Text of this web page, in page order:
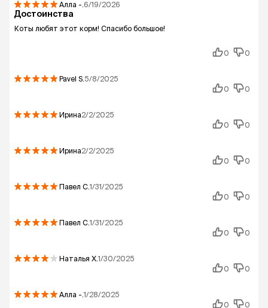
Алла -. 6/19/2026
Достоинства
Коты любят этот корм! Спасибо большое!
0 0
Pavel S. 5/8/2025
0
0
Ирина2/2/2025
0
0
Ирина2/2/2025
0
0
Павел С.1/31/2025
0
0
Павел С.1/31/2025
0
0
Наталья Х.1/30/2025
0
0
Алла -.1/28/2025
0
0